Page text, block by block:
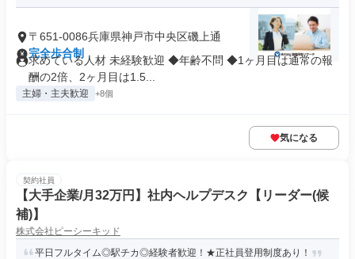
〒651-0086兵庫県神戸市中央区磯上通
完全歩合制
求めている人材 未経験歓迎 ◆年齢不問 ◆1ヶ月目は通常の報
酬の2倍、2ヶ月目は1.5...
主婦・主夫歓迎 +8個
気になる
契約社員
【大手企業/月32万円】社内ヘルプデスク【リーダー(候
補)】
株式会社ピーシーキッド
平日フルタイム◎駅チカ◎経験者歓迎！★正社員登用制度あり！